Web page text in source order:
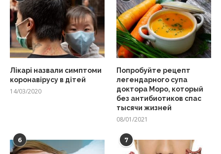
Лікарі назвали симптоми
коронавірусу в дітей
14/03/2020
Попробуйте рецепт
легендарного супа
доктора Моро, который
без антибиотиков спас
тысячи жизней
08/01/2021
6 7